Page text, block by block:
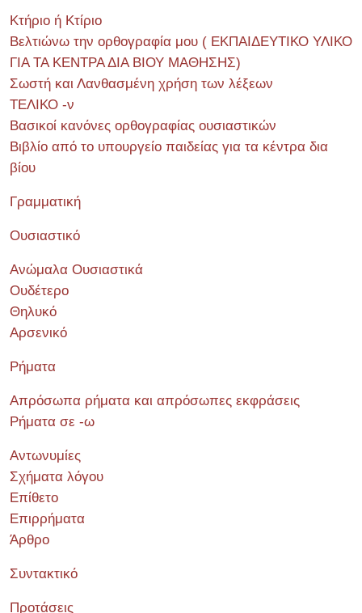
Κτήριο ή Κτίριο
Βελτιώνω την ορθογραφία μου ( ΕΚΠΑΙΔΕΥΤΙΚΟ ΥΛΙΚΟ
ΓΙΑ ΤΑ ΚΕΝΤΡΑ ΔΙΑ ΒΙΟΥ ΜΑΘΗΣΗΣ)
Σωστή και Λανθασμένη χρήση των λέξεων
ΤΕΛΙΚΟ -ν
Βασικοί κανόνες ορθογραφίας ουσιαστικών
Βιβλίο από το υπουργείο παιδείας για τα κέντρα δια
βίου
Γραμματική
Ουσιαστικό
Ανώμαλα Ουσιαστικά
Ουδέτερο
Θηλυκό
Αρσενικό
Ρήματα
Απρόσωπα ρήματα και απρόσωπες εκφράσεις
Ρήματα σε -ω
Αντωνυμίες
Σχήματα λόγου
Επίθετο
Επιρρήματα
Άρθρο
Συντακτικό
Προτάσεις